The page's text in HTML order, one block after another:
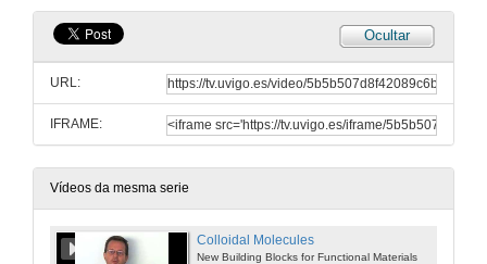
Ocultar
URL:
IFRAME:
Vídeos da mesma serie
Colloidal Molecules
New Building Blocks for Functional Materials